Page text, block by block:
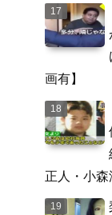
画有】
正人・小